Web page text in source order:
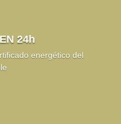
24h
energético del